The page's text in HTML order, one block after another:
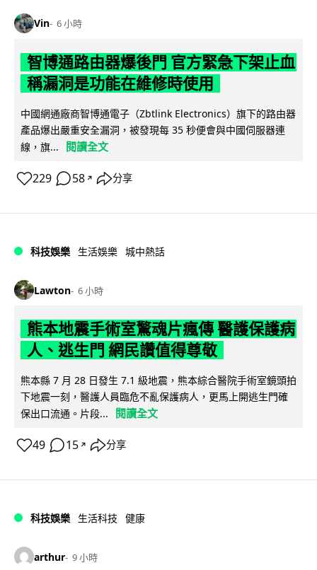
Vin 6 小時
智博通路由器爆後門 官方緊急下架止血
稱漏洞是功能在維修時使用
中國網通廠商智博通電子（Zbtlink Electronics）旗下的路由器
產品爆出嚴重安全漏洞，被發現每 35 秒便會與中國伺服器連
線，旗...
閱讀全文
229 58 ↗ 分享
科技娛樂 生活娛樂 城中熱話
Lawton 6 小時
熊本地震手術室驚魂片瘋傳 醫護保護病
人、逃生門 網民讚值得尊敬
熊本縣 7 月 28 日發生 7.1 級地震，熊本綜合醫院手術室鏡頭拍
下地震一刻，醫護人員臨危不亂保護病人，更馬上開逃生門確
保出口流通。片段...
閱讀全文
49 15 ↗ 分享
科技娛樂 生活科技 健康
arthur 9 小時